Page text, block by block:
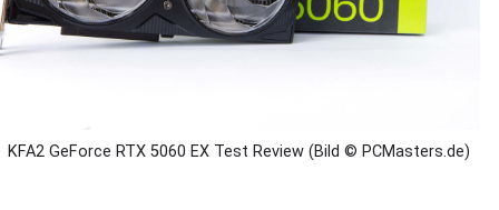
KFA2 GeForce RTX 5060 EX Test Review (Bild © PCMasters.de)